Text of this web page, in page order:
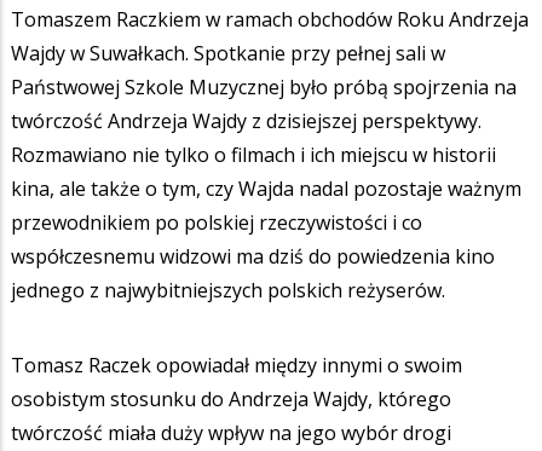
Tomaszem Raczkiem w ramach obchodów Roku Andrzeja
Wajdy w Suwałkach. Spotkanie przy pełnej sali w
Państwowej Szkole Muzycznej było próbą spojrzenia na
twórczość Andrzeja Wajdy z dzisiejszej perspektywy.
Rozmawiano nie tylko o filmach i ich miejscu w historii
kina, ale także o tym, czy Wajda nadal pozostaje ważnym
przewodnikiem po polskiej rzeczywistości i co
współczesnemu widzowi ma dziś do powiedzenia kino
jednego z najwybitniejszych polskich reżyserów.
Tomasz Raczek opowiadał między innymi o swoim
osobistym stosunku do Andrzeja Wajdy, którego
twórczość miała duży wpływ na jego wybór drogi